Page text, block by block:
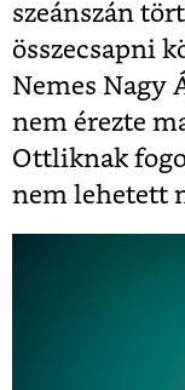
szeánszán
összecsapni
Nemes Nagy
nem érezte
Ottliknak
nem lehetett